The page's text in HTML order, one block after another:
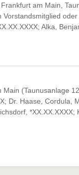
am Main,
Alka,
(Taunusanlage
Dr. Haase, Cordula,
*XX.XX.XXXX;